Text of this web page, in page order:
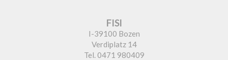
FISI
I-39100 Bozen
Verdiplatz 14
Tel. 0471 980409